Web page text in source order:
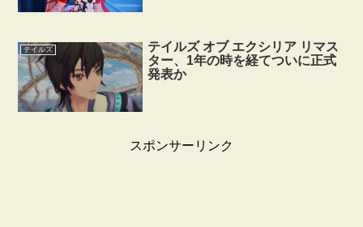
テイルズ
テイルズ オブ エクシリア リマス
ター、1年の時を経てついに正式
発表か
スポンサーリンク